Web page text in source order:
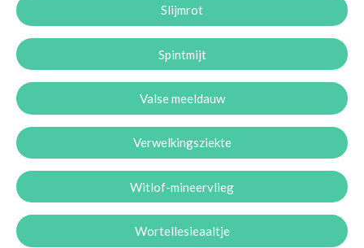
Slijmrot
Spintmijt
Valse meeldauw
Verwelkingsziekte
Witlof-mineervlieg
Wortellesieaaltje